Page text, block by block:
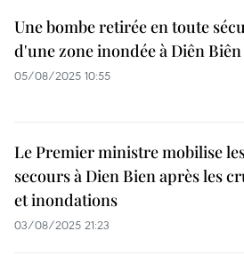
Une bombe retirée en toute
d'une zone inondée à Diên Biên
05/08/2025 10:55
Le Premier ministre mobilise
secours à Dien Bien après les
et inondations
03/08/2025 21:23